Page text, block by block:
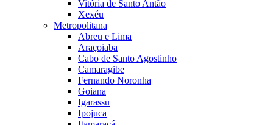
Vitória de Santo Antão
Xexéu
Metropolitana
Abreu e Lima
Araçoiaba
Cabo de Santo Agostinho
Camaragibe
Fernando Noronha
Goiana
Igarassu
Ipojuca